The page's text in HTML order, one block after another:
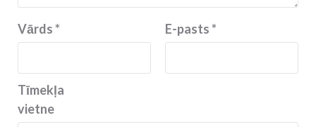
Vārds* E-pasts*
Tīmekļa
vietne